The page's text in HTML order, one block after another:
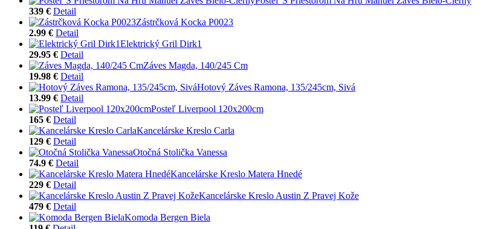
339 € Detail
Zástrčková Kocka P0023
2.99 € Detail
Elektrický Gril Dirk1
29.95 € Detail
Záves Magda, 140/245 Cm
19.98 € Detail
Hotový Záves Ramona, 135/245cm, Sivá
13.99 € Detail
Posteľ Liverpool 120x200cm
165 € Detail
Kancelárske Kreslo Carla
129 € Detail
Otočná Stolička Vanessa
74.9 € Detail
Kancelárske Kreslo Matera Hnedé
229 € Detail
Kancelárske Kreslo Austin Z Pravej Kože
479 € Detail
Komoda Bergen Biela